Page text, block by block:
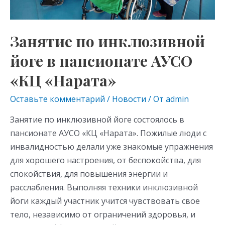
Занятие по инклюзивной
йоге в пансионате АУСО
«КЦ «Нарата»
Оставьте комментарий / Новости / От admin
Занятие по инклюзивной йоге состоялось в
пансионате АУСО «КЦ «Нарата». Пожилые люди с
инвалидностью делали уже знакомые упражнения
для хорошего настроения, от беспокойства, для
спокойствия, для повышения энергии и
расслабления. Выполняя техники инклюзивной
йоги каждый участник учится чувствовать свое
тело, независимо от ограничений здоровья, и
«КЦ